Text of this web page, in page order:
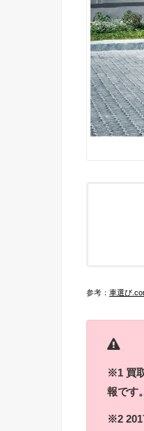
参考： 車選び
※1 買
報です
※2